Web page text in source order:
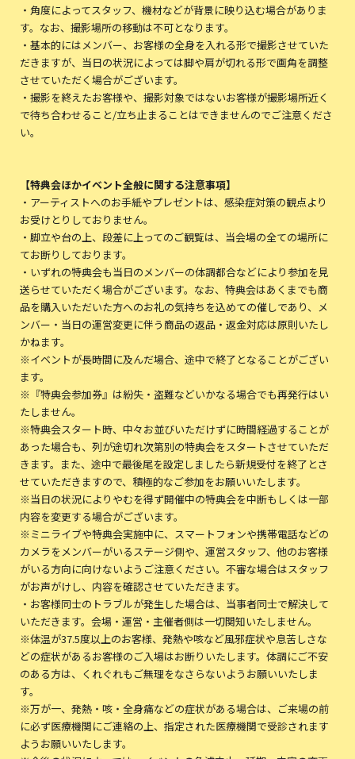
・角度によってスタッフ、機材などが背景に映り込む場合がありま
す。なお、撮影場所の移動は不可となります。
・基本的にはメンバー、お客様の全身を入れる形で撮影させていた
だきますが、当日の状況によっては脚や肩が切れる形で画角を調整
させていただく場合がございます。
・撮影を終えたお客様や、撮影対象ではないお客様が撮影場所近く
で待ち合わせること/立ち止まることはできませんのでご注意くださ
い。
【特典会ほかイベント全般に関する注意事項】
・アーティストへのお手紙やプレゼントは、感染症対策の観点より
お受けとりしておりません。
・脚立や台の上、段差に上ってのご観覧は、当会場の全ての場所に
てお断りしております。
・いずれの特典会も当日のメンバーの体調都合などにより参加を見
送らせていただく場合がございます。なお、特典会はあくまでも商
品を購入いただいた方へのお礼の気持ちを込めての催しであり、メ
ンバー・当日の運営変更に伴う商品の返品・返金対応は原則いたし
かねます。
※イベントが長時間に及んだ場合、途中で終了となることがござい
ます。
※『特典会参加券』は紛失・盗難などいかなる場合でも再発行はい
たしません。
※特典会スタート時、中々お並びいただけずに時間経過することが
あった場合も、列が途切れ次第別の特典会をスタートさせていただ
きます。また、途中で最後尾を設定しましたら新規受付を終了とさ
せていただきますので、積極的なご参加をお願いいたします。
※当日の状況によりやむを得ず開催中の特典会を中断もしくは一部
内容を変更する場合がございます。
※ミニライブや特典会実施中に、スマートフォンや携帯電話などの
カメラをメンバーがいるステージ側や、運営スタッフ、他のお客様
がいる方向に向けないようご注意ください。不審な場合はスタッフ
がお声がけし、内容を確認させていただきます。
・お客様同士のトラブルが発生した場合は、当事者同士で解決して
いただきます。会場・運営・主催者側は一切関知いたしません。
※体温が37.5度以上のお客様、発熱や咳など風邪症状や息苦しさな
どの症状があるお客様のご入場はお断りいたします。体調にご不安
のある方は、くれぐれもご無理をなさらないようお願いいたしま
す。
※万が一、発熱・咳・全身痛などの症状がある場合は、ご来場の前
に必ず医療機関にご連絡の上、指定された医療機関で受診されます
ようお願いいたします。